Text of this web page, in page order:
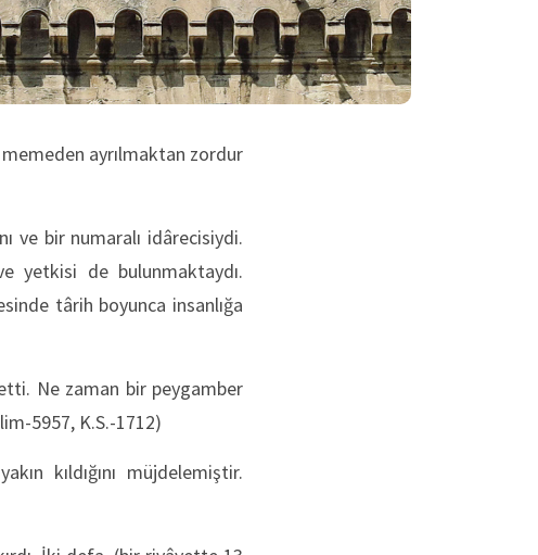
ayrılmaktan zordur
ve bir numaralı idârecisiydi.
yetkisi de bulunmaktaydı.
târih boyunca insanlığa
Ne zaman bir peygamber
5957, K.S.-1712)
kıldığını müjdelemiştir.